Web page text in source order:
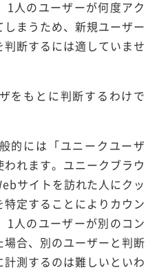
1人のユーザーが何度アク
まうため、新規ユーザー
断するには適していませ
をもとに判断するわけで
的には「ユニークユーザ
れます。ユニークブラウ
サイトを訪れた人にクッ
定することによりカウン
1人のユーザーが別のコン
合、別のユーザーと判断
測するのは難しいといわ